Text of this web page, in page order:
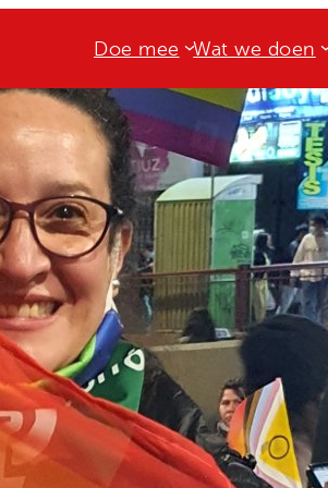
Doe mee Wat we doen